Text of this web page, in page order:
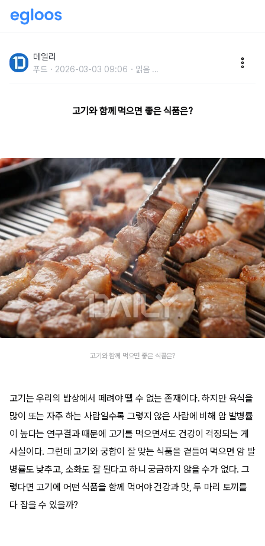
데일리
푸드 2026-03-03 09:06 읽음 ...
고기와 함께 먹으면 좋은 식품은?
고기와 함께 먹으면 좋은 식품은?
고기는 우리의 밥상에서 떼려야 뗄 수 없는 존재이다. 하지만 육식을
많이 또는 자주 하는 사람일수록 그렇지 않은 사람에 비해 암 발병률
이 높다는 연구결과 때문에 고기를 먹으면서도 건강이 걱정되는 게
사실이다. 그런데 고기와 궁합이 잘 맞는 식품을 곁들여 먹으면 암 발
병률도 낮추고, 소화도 잘 된다고 하니 궁금하지 않을 수가 없다. 그
렇다면 고기에 어떤 식품을 함께 먹어야 건강과 맛, 두 마리 토끼를
다 잡을 수 있을까?